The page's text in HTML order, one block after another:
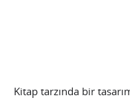
Kitap tarzında bir